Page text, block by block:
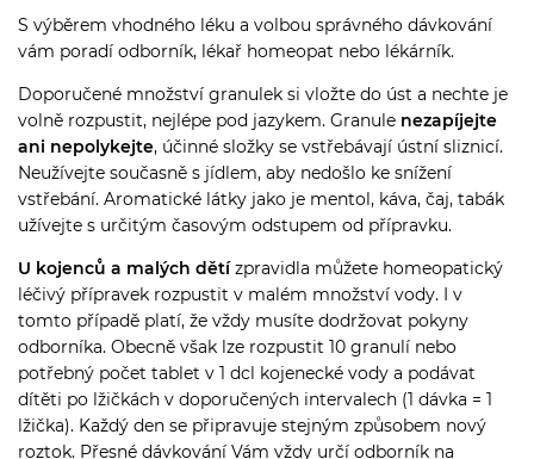
S výběrem vhodného léku a volbou správného dávkování
vám poradí odborník, lékař homeopat nebo lékárník.
Doporučené množství granulek si vložte do úst a nechte je
volně rozpustit, nejlépe pod jazykem. Granule nezapíjejte
ani nepolykejte, účinné složky se vstřebávají ústní sliznicí.
Neužívejte současně s jídlem, aby nedošlo ke snížení
vstřebání. Aromatické látky jako je mentol, káva, čaj, tabák
užívejte s určitým časovým odstupem od přípravku.
U kojenců a malých dětízpravidla můžete homeopatický
léčivý přípravek rozpustit v malém množství vody. I v
tomto případě platí, že vždy musíte dodržovat pokyny
odborníka. Obecně však lze rozpustit 10 granulí nebo
potřebný počet tablet v 1 dcl kojenecké vody a podávat
dítěti po lžičkách v doporučených intervalech (1 dávka = 1
lžička). Každý den se připravuje stejným způsobem nový
roztok. Přesné dávkování Vám vždy určí odborník na